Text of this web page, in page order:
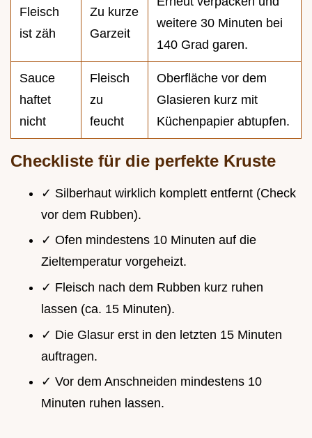
Fleisch
ist zäh
Zu kurze
Garzeit
weitere 30 Minuten bei
140 Grad garen.
Sauce
haftet
nicht
Fleisch
zu
feucht
Oberfläche vor dem
Glasieren kurz mit
Küchenpapier abtupfen.
Checkliste für die perfekte Kruste
✓ Silberhaut wirklich komplett entfernt (Check
vor dem Rubben).
✓ Ofen mindestens 10 Minuten auf die
Zieltemperatur vorgeheizt.
✓ Fleisch nach dem Rubben kurz ruhen
lassen (ca. 15 Minuten).
✓ Die Glasur erst in den letzten 15 Minuten
auftragen.
✓ Vor dem Anschneiden mindestens 10
Minuten ruhen lassen.